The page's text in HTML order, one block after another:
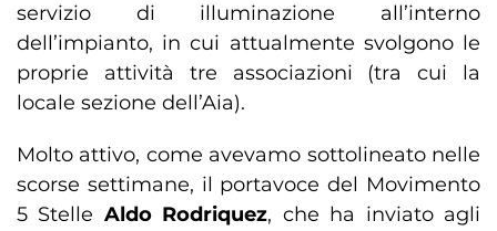
servizio di illuminazione all’interno
dell’impianto, in cui attualmente svolgono le
proprie attività tre associazioni (tra cui la
locale sezione dell’Aia).
Molto attivo, come avevamo sottolineato nelle
scorse settimane, il portavoce del Movimento
5 Stelle Aldo Rodriquez, che ha inviato agli